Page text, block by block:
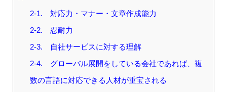
2-1. 対応力・マナー・文章作成能力
2-2. 忍耐力
2-3. 自社サービスに対する理解
2-4. グローバル展開をしている会社であれば、複
数の言語に対応できる人材が重宝される